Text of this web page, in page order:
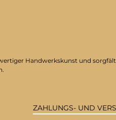
ZAHLUNGS- UND
Handwerkskunst und